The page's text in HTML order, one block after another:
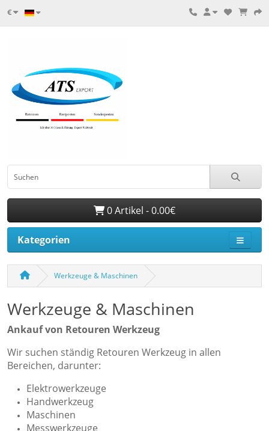
€
0 Artikel - 0.00€
Kategorien
Werkzeuge & Maschinen
Werkzeuge & Maschinen
Ankauf von Retouren Werkzeug
Wir suchen ständig Retouren Werkzeug in allen
Bereichen, darunter:
Elektrowerkzeuge
Handwerkzeug
Maschinen
Messwerkzeuge